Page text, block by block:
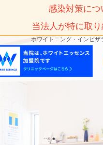
感染対策に
当法人が特に取
ホワイトニング・インビ